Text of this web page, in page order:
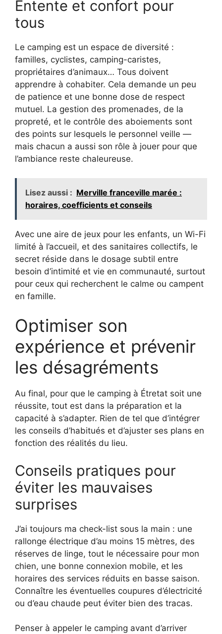
Entente et confort pour
tous
Le camping est un espace de diversité :
familles, cyclistes, camping-caristes,
propriétaires d’animaux… Tous doivent
apprendre à cohabiter. Cela demande un peu
de patience et une bonne dose de respect
mutuel. La gestion des promenades, de la
propreté, et le contrôle des aboiements sont
des points sur lesquels le personnel veille —
mais chacun a aussi son rôle à jouer pour que
l’ambiance reste chaleureuse.
Lisez aussi : Merville franceville marée :
horaires, coefficients et conseils
Avec une aire de jeux pour les enfants, un Wi-Fi
limité à l’accueil, et des sanitaires collectifs, le
secret réside dans le dosage subtil entre
besoin d’intimité et vie en communauté, surtout
pour ceux qui recherchent le calme ou campent
en famille.
Optimiser son
expérience et prévenir
les désagréments
Au final, pour que le camping à Étretat soit une
réussite, tout est dans la préparation et la
capacité à s’adapter. Rien de tel que d’intégrer
les conseils d’habitués et d’ajuster ses plans en
fonction des réalités du lieu.
Conseils pratiques pour
éviter les mauvaises
surprises
J’ai toujours ma check-list sous la main : une
rallonge électrique d’au moins 15 mètres, des
réserves de linge, tout le nécessaire pour mon
chien, une bonne connexion mobile, et les
horaires des services réduits en basse saison.
Connaître les éventuelles coupures d’électricité
ou d’eau chaude peut éviter bien des tracas.
Penser à appeler le camping avant d’arriver